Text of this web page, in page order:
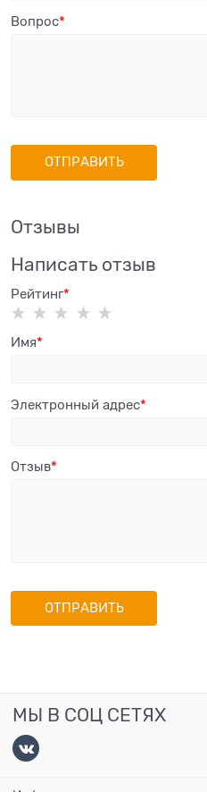
Вопрос
Отзывы
Написать отзыв
Рейтинг
Имя
Электронный адрес
Отзыв
МЫ В СОЦ СЕТЯХ